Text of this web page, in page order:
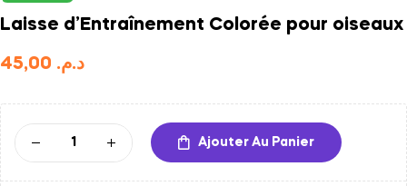
Laisse d’Entraînement Colorée pour oiseaux
د.م.
Ajouter Au Panier